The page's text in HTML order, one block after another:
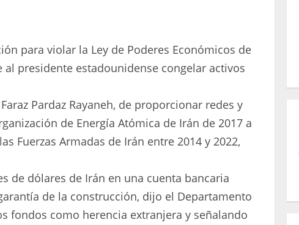
para violar la Ley de Poderes Económicos de
presidente estadounidense congelar activos
Pardaz Rayaneh, de proporcionar redes y
de Energía Atómica de Irán de 2017 a
Fuerzas Armadas de Irán entre 2014 y 2022,
de dólares de Irán en una cuenta bancaria
de la construcción, dijo el Departamento
fondos como herencia extranjera y señalando